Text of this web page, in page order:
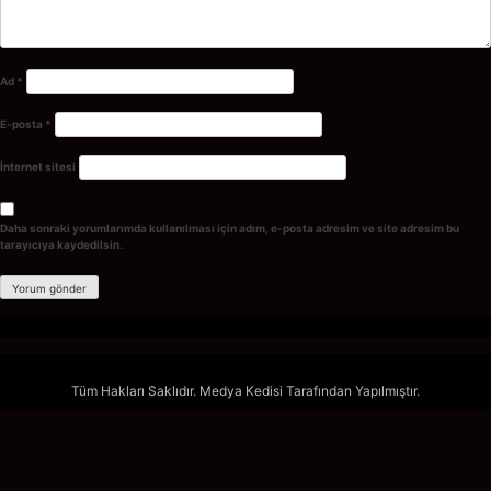
Ad *
E-posta *
İnternet sitesi
Daha sonraki yorumlarımda kullanılması için adım, e-posta adresim ve site adresim bu
tarayıcıya kaydedilsin.
Tüm Hakları Saklıdır. Medya Kedisi Tarafından Yapılmıştır.